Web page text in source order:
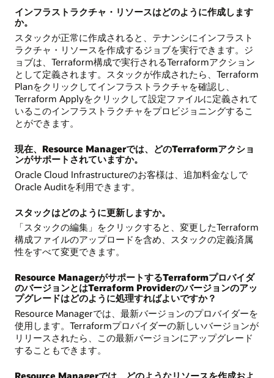
インフラストラクチャ・リソースはどのように作成します
か。
スタックが正常に作成されると、テナンシにインフラスト
ラクチャ・リソースを作成するジョブを実行できます。ジ
ョブは、Terraform構成で実行されるTerraformアクション
として定義されます。スタックが作成されたら、Terraform
Planをクリックしてインフラストラクチャを確認し、
Terraform Applyをクリックして設定ファイルに定義されて
いるこのインフラストラクチャをプロビジョニングするこ
とができます。
現在、Resource Managerでは、どのTerraformアクショ
ンがサポートされていますか。
Oracle Cloud Infrastructureのお客様は、追加料金なしで
Oracle Auditを利用できます。
スタックはどのように更新しますか。
「スタックの編集」をクリックすると、変更したTerraform
構成ファイルのアップロードを含め、スタックの定義済属
性をすべて変更できます。
Resource ManagerがサポートするTerraformプロバイダ
のバージョンとはTerraform Providerのバージョンのアッ
プグレードはどのように処理すればよいですか？
Resource Managerでは、最新バージョンのプロバイダーを
使用します。Terraformプロバイダーの新しいバージョンが
リリースされたら、この最新バージョンにアップグレード
することもできます。
Resource Managerでは、どのようなリソースを作成およ